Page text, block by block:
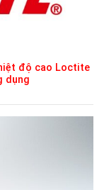
độ cao Loctite
dụng